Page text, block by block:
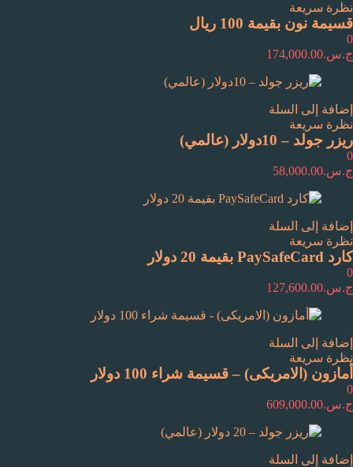
نظرة سريعة
قسيمة نون بقيمة 100 ريال
0
ج.س.174,000.00
إضافة إلى السلة
نظرة سريعة
ريزر جولد – 10دولار (عالمي)
0
ج.س.58,000.00
إضافة إلى السلة
نظرة سريعة
كارد PaySafeCard بقيمة 20 دولار
0
ج.س.127,600.00
إضافة إلى السلة
نظرة سريعة
أمازون (الامريكى) – قسيمة شراء 100 دولار
0
ج.س.609,000.00
إضافة إلى السلة